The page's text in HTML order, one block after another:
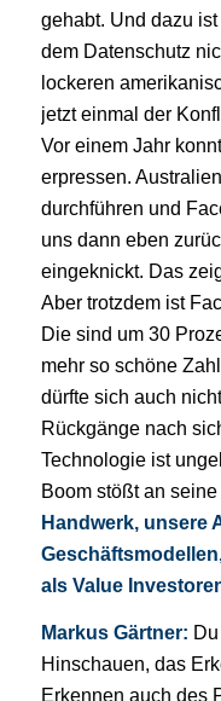
gehabt. Und dazu
dem Datenschutz
lockeren
jetzt einmal der
Vor einem Jahr
erpressen.
durchführen und
uns dann eben
eingeknickt. Das
Aber trotzdem ist
Die sind um 30
mehr so schöne
dürfte sich auch
Rückgänge nach
Technologie ist
Boom stößt an
Handwerk, unsere
als Value
Markus Gärtner:
Hinschauen, das
Erkennen auch des